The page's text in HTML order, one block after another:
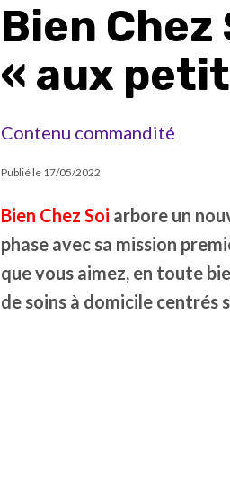
Bien Chez
« aux
Contenu commandité
Publié le 17/05/2022
Bien Chez Soi arbore un
phase avec sa mission
que vous aimez, en toute
de soins à domicile centrés